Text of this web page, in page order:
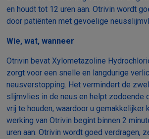
en houdt tot 12 uren aan. Otrivin wordt
door patiënten met gevoelige
Wie, wat, wanneer
Otrivin bevat Xylometazoline
zorgt voor een snelle en langdurige
neusverstopping. Het vermindert de
slijmvlies in de neus en helpt zodoende
vrij te houden, waardoor u gemakkelijker
werking van Otrivin begint binnen 2
uren aan. Otrivin wordt goed verdragen,